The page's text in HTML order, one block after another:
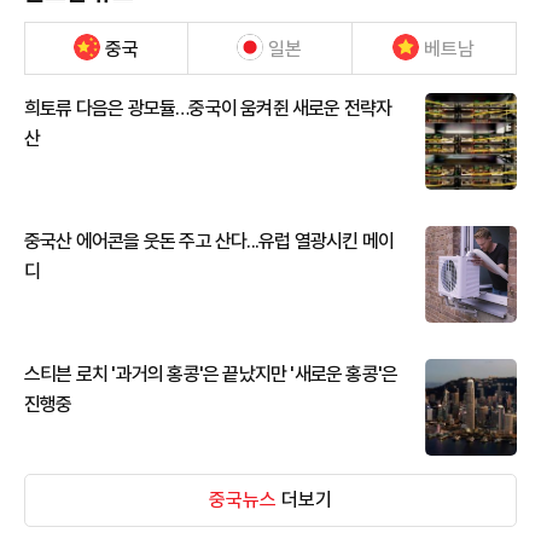
중국 일본 베트남
희토류 다음은 광모듈…중국이 움켜쥔 새로운 전략자
산
중국산 에어콘을 웃돈 주고 산다...유럽 열광시킨 메이
디
스티븐 로치 '과거의 홍콩'은 끝났지만 '새로운 홍콩'은
진행중
중국뉴스 더보기